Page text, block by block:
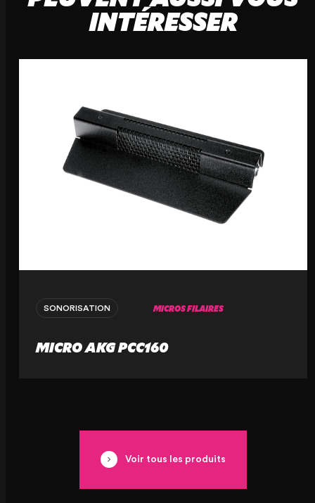
INTÉRESSER
SONORISATION MICROS FILAIRES
MICRO AKG PCC160
Voir tous les produits